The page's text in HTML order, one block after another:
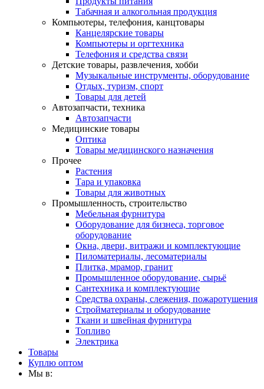
Табачная и алкогольная продукция
Компьютеры, телефония, канцтовары
Канцелярские товары
Компьютеры и оргтехника
Телефония и средства связи
Детские товары, развлечения, хобби
Музыкальные инструменты, оборудование
Отдых, туризм, спорт
Товары для детей
Автозапчасти, техника
Автозапчасти
Медицинские товары
Оптика
Товары медицинского назначения
Прочее
Растения
Тара и упаковка
Товары для животных
Промышленность, строительство
Мебельная фурнитура
Оборудование для бизнеса, торговое
оборудование
Окна, двери, витражи и комплектующие
Пиломатериалы, лесоматериалы
Плитка, мрамор, гранит
Промышленное оборудование, сырьё
Сантехника и комплектующие
Средства охраны, слежения, пожаротушения
Стройматериалы и оборудование
Ткани и швейная фурнитура
Топливо
Электрика
Товары
Куплю оптом
Мы в: